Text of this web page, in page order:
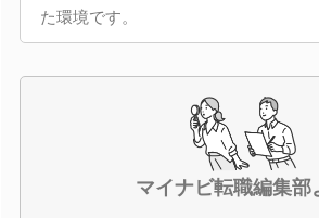
た環境です。
マイナビ転職編集部